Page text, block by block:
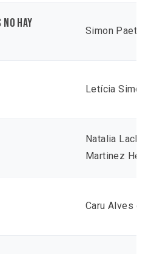
hay
Simon Paetau
Letícia
Natalia Laclau
Martinez
Caru Alves de